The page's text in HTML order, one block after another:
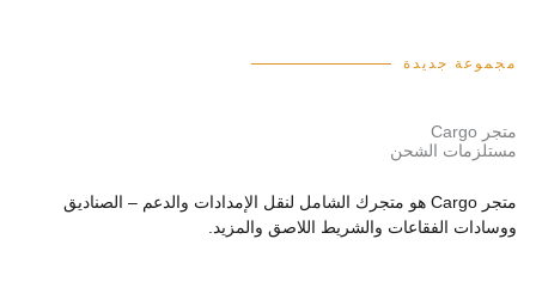
مجموعة جديدة
متجر Cargo
مستلزمات الشحن
متجر Cargo هو متجرك الشامل لنقل الإمدادات والدعم – الصناديق
ووسادات الفقاعات والشريط اللاصق والمزيد.